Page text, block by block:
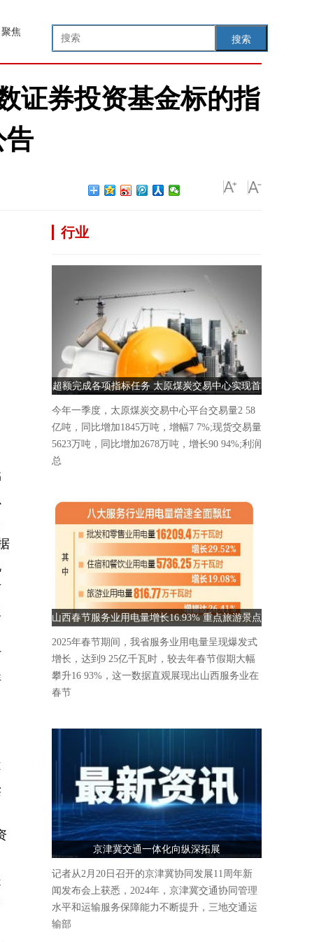
搜索
聚焦
证券投资基金标的指
告
行业
超额完成各项指标任务 太原煤炭交易中心实现首
季“开门红”
今年一季度，太原煤炭交易中心平台交易量2 58
亿吨，同比增加1845万吨，增幅7 7%;现货交易量
5623万吨，同比增加2678万吨，增长90 94%;利润
总
山西春节服务业用电量增长16.93% 重点旅游景点
人气爆棚
2025年春节期间，我省服务业用电量呈现爆发式
增长，达到9 25亿千瓦时，较去年春节假期大幅
攀升16 93%，这一数据直观展现出山西服务业在
春节
京津冀交通一体化向纵深拓展
记者从2月20日召开的京津冀协同发展11周年新
闻发布会上获悉，2024年，京津冀交通协同管理
水平和运输服务保障能力不断提升，三地交通运
输部